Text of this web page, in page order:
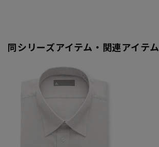
同シリーズアイテム・関連アイテム